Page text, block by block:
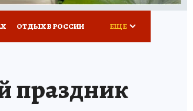
ОТДЫХ В РОССИИ ЕЩЕ
праздник